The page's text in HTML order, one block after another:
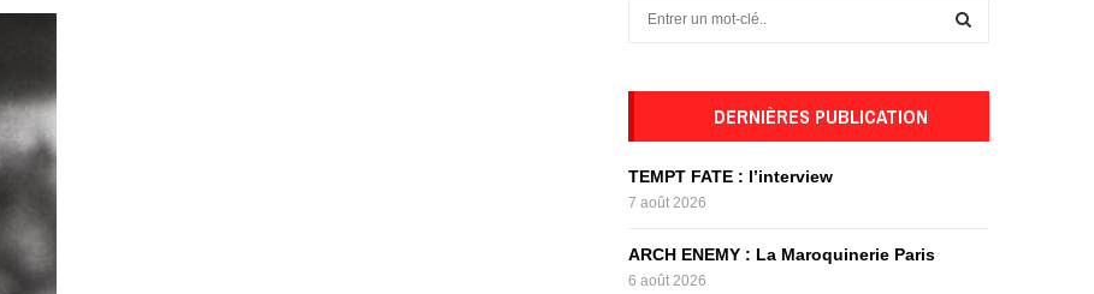
o
r
DERNIÈRES PUBLICATION
TEMPT FATE : l’interview
7 août 2026
ARCH ENEMY : La Maroquinerie Paris
6 août 2026